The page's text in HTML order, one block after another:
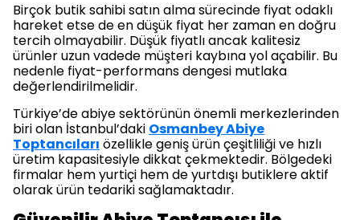
Birçok butik sahibi satın alma sürecinde fiyat odaklı
hareket etse de en düşük fiyat her zaman en doğru
tercih olmayabilir. Düşük fiyatlı ancak kalitesiz
ürünler uzun vadede müşteri kaybına yol açabilir. Bu
nedenle fiyat-performans dengesi mutlaka
değerlendirilmelidir.
Türkiye’de abiye sektörünün önemli merkezlerinden
biri olan İstanbul’daki Osmanbey Abiye
Toptancıları özellikle geniş ürün çeşitliliği ve hızlı
üretim kapasitesiyle dikkat çekmektedir. Bölgedeki
firmalar hem yurtiçi hem de yurtdışı butiklere aktif
olarak ürün tedariki sağlamaktadır.